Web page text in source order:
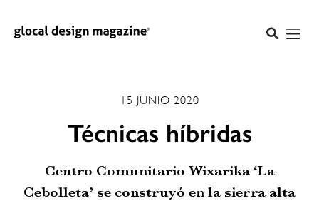
15 JUNIO 2020
Técnicas híbridas
Centro Comunitario Wixarika ‘La
Cebolleta’ se construyó en la sierra alta